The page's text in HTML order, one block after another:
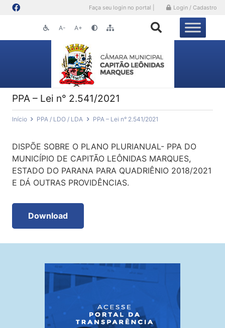
Faça seu login no portal | Login / Cadastro
A- A+
PPA – Lei n° 2.541/2021
Início PPA / LDO / LDA PPA – Lei n° 2.541/2021
DISPÕE SOBRE O PLANO PLURIANUAL- PPA DO
MUNICÍPIO DE CAPITÃO LEÔNIDAS MARQUES,
ESTADO DO PARANA PARA QUADRIÊNIO 2018/2021
E DÁ OUTRAS PROVIDÊNCIAS.
Download